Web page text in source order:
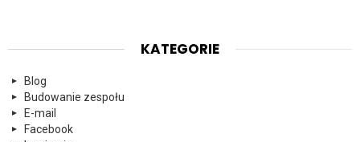
KATEGORIE
Blog
Budowanie zespołu
E-mail
Facebook